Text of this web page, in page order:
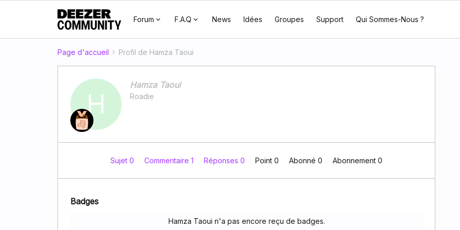
Forum F.A.Q News Idées Groupes Support Qui Sommes-Nous ?
Page d'accueil Profil de Hamza Taoui
H
Hamza Taoui
Roadie
Sujet 0 Commentaire 1 Réponses 0 Point 0 Abonné 0 Abonnement 0
Badges
Hamza Taoui n'a pas encore reçu de badges.